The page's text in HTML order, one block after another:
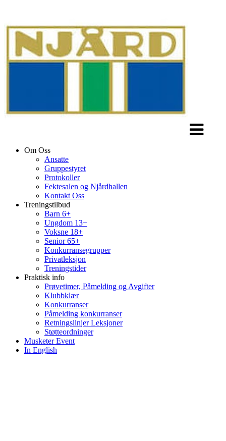
Om Oss
Ansatte
Gruppestyret
Protokoller
Fektesalen og Njårdhallen
Kontakt Oss
Treningstilbud
Barn 6+
Ungdom 13+
Voksne 18+
Senior 65+
Konkurransegrupper
Privatleksjon
Treningstider
Praktisk info
Prøvetimer, Påmelding og Avgifter
Klubbklær
Konkurranser
Påmelding konkurranser
Retningslinjer Leksjoner
Støtteordninger
Musketer Event
In English